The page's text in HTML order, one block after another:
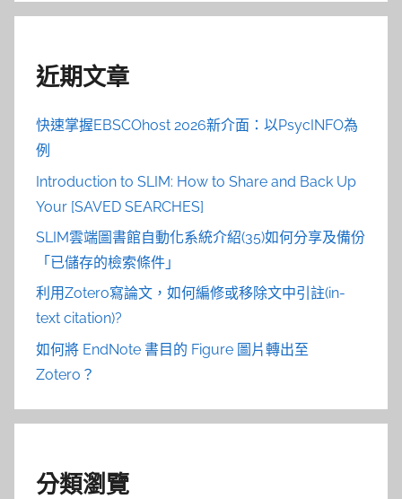
近期文章
快速掌握EBSCOhost 2026新介面：以PsycINFO為
例
Introduction to SLIM: How to Share and Back Up
Your [SAVED SEARCHES]
SLIM雲端圖書館自動化系統介紹(35)如何分享及備份
「已儲存的檢索條件」
利用Zotero寫論文，如何編修或移除文中引註(in-
text citation)?
如何將 EndNote 書目的 Figure 圖片轉出至
Zotero？
分類瀏覽